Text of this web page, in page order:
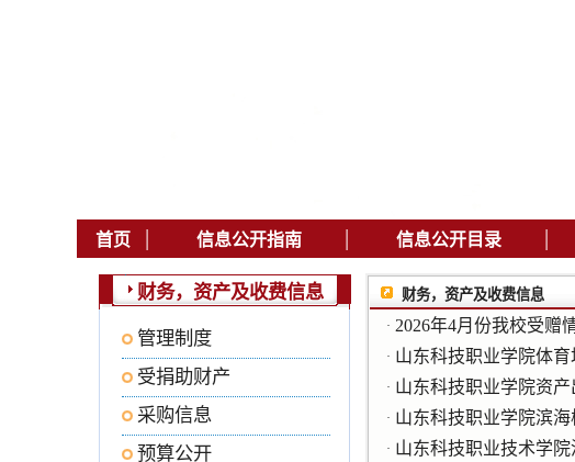
首页 | 信息公开指南 | 信息公开目录 |
财务，资产及收费信息
管理制度
受捐助财产
采购信息
预算公开
财务，资产及收费信息
· 2026年4月份我校受赠
· 山东科技职业学院体
· 山东科技职业学院资
· 山东科技职业学院滨
· 山东科技职业技术学